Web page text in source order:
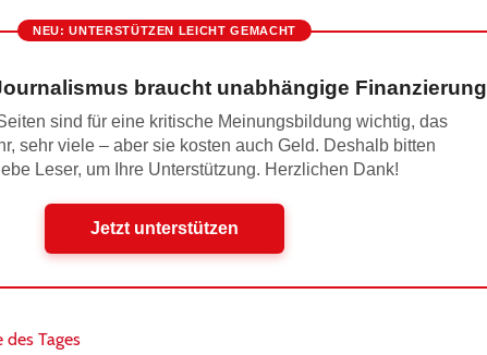
NEU: UNTERSTÜTZEN LEICHT GEMACHT
braucht unabhängige Finanzierung
sind für eine kritische Meinungsbildung wichtig, das
sehr viele – aber sie kosten auch Geld. Deshalb bitten
Leser, um Ihre Unterstützung. Herzlichen Dank!
Jetzt unterstützen
des Tages